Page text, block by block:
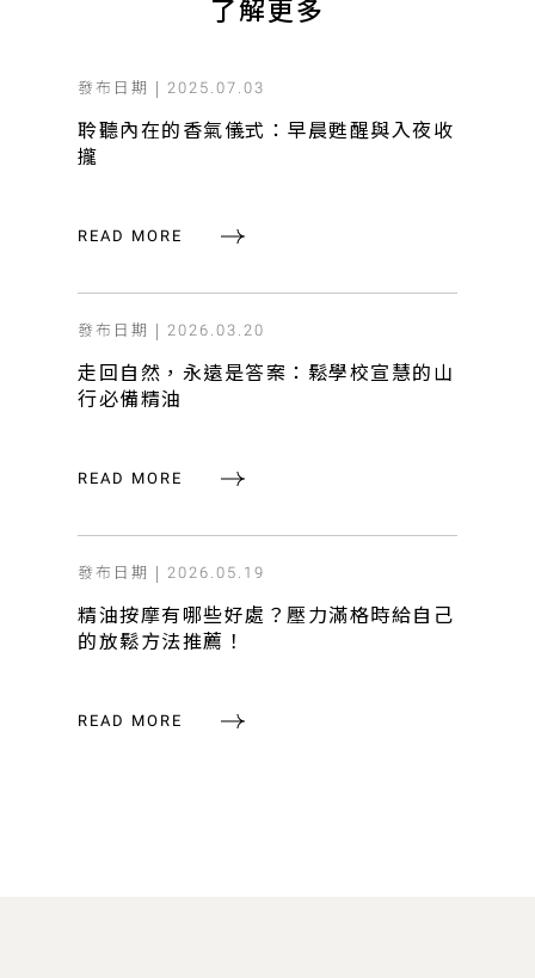
了解更多
發布日期 | 2025.07.03
聆聽內在的香氣儀式：早晨甦醒與入夜收
攏
READ MORE
發布日期 | 2026.03.20
走回自然，永遠是答案：鬆學校宣慧的山
行必備精油
READ MORE
發布日期 | 2026.05.19
精油按摩有哪些好處？壓力滿格時給自己
的放鬆方法推薦！
READ MORE